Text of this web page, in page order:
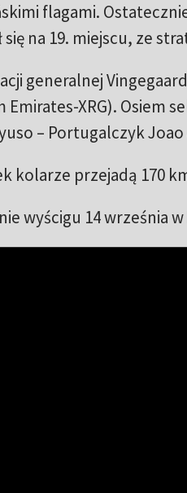
flagami.
się na 19. miejscu, ze
generalnej
Emirates-XRG). Osiem
– Portugalczyk
kolarze przejadą 170
wyścigu 14 września